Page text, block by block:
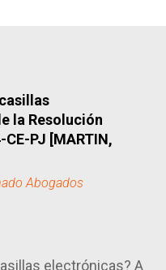
la Resolución
PJ [MARTIN,
Abogados
electrónicas? A